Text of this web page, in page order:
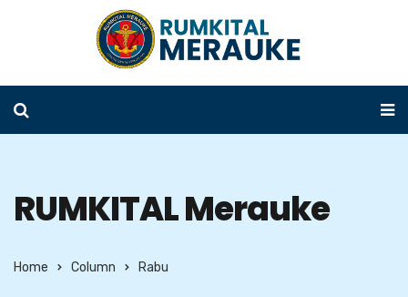
RUMKITAL Merauke
Home Column Rabu